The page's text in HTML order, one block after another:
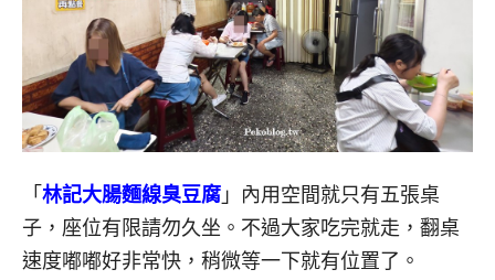
「 林記大腸麵線臭豆腐 」內用空間就只有五張桌
子，座位有限請勿久坐。不過大家吃完就走，翻桌
速度嘟嘟好非常快，稍微等一下就有位置了。